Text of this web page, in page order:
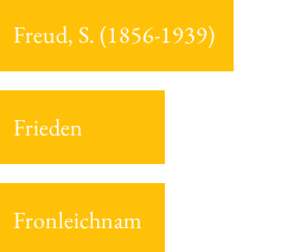
Freud, S. (1856-1939)
Frieden
Fronleichnam